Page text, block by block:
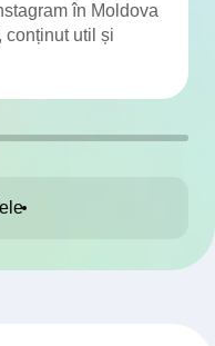
în Moldova
util și